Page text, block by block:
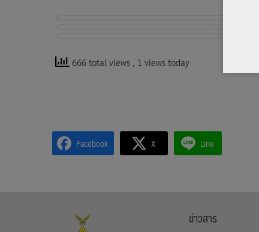
666 total views , 1 views today
Facebook X Line
ข่าวสาร